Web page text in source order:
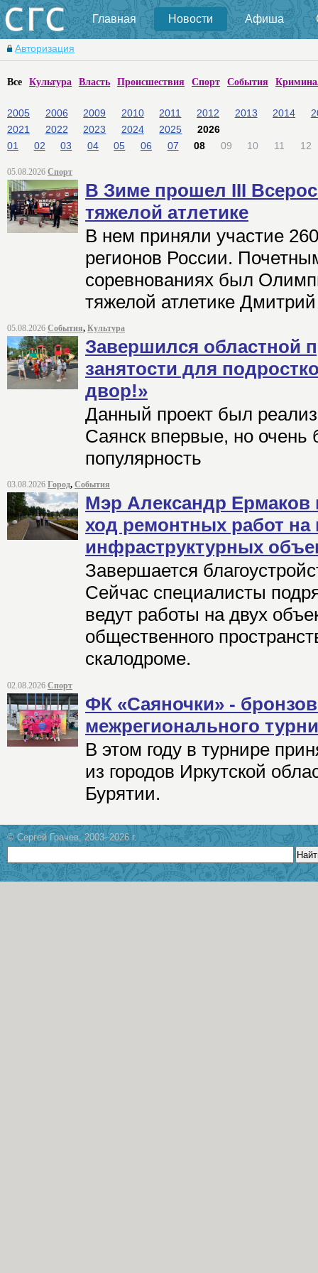
Главная Новости Афиша
Авторизация
Все Культура Власть Происшествия Спорт События
2005 2006 2009 2010 2011 2012 2013 2014
2021
2022 2023 2024 2025
2026
01
02 03 04 05 06 07 08 09 10 11 12
05.08.2026 Спорт
В Зиме прошел III
тяжелой атлетике
В нем приняли участие
регионов России.
соревнованиях был
тяжелой атлетике
05.08.2026 События, Культура
Завершился областной
занятости для
двор!»
Данный проект был
Саянск впервые, но очень
популярность
03.08.2026 Город, События
Мэр Александр Ермаков
ход ремонтных работ на
инфраструктурных
Завершается
Сейчас специалисты
ведут работы на двух
общественного
скалодроме.
02.08.2026 Спорт
ФК «Саяночки» -
межрегионального
В этом году в турнире
из городов Иркутской
Бурятии.
© Сергей Грачев, 2003–2026 г.